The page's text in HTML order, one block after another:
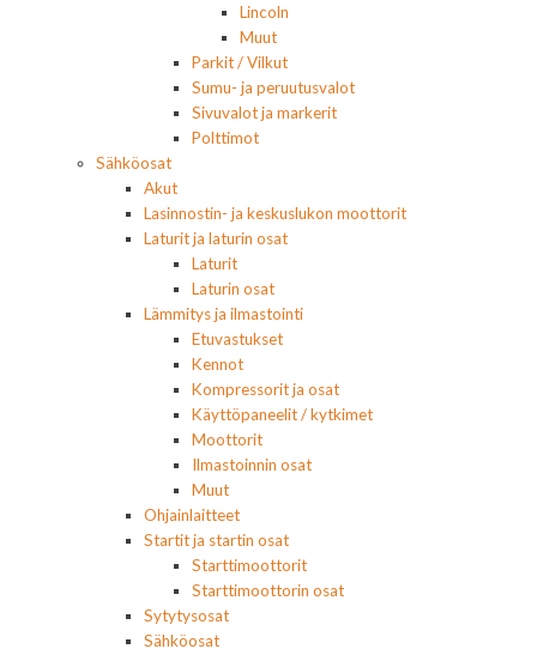
Lincoln
Muut
Parkit / Vilkut
Sumu- ja peruutusvalot
Sivuvalot ja markerit
Polttimot
Sähköosat
Akut
Lasinnostin- ja keskuslukon moottorit
Laturit ja laturin osat
Laturit
Laturin osat
Lämmitys ja ilmastointi
Etuvastukset
Kennot
Kompressorit ja osat
Käyttöpaneelit / kytkimet
Moottorit
Ilmastoinnin osat
Muut
Ohjainlaitteet
Startit ja startin osat
Starttimoottorit
Starttimoottorin osat
Sytytysosat
Sähköosat